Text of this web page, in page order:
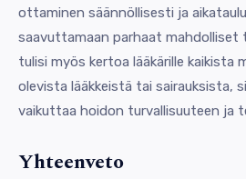
ottaminen säännöllisesti ja
saavuttamaan parhaat mahdolliset
tulisi myös kertoa lääkärille kaikista
olevista lääkkeistä tai sairauksista,
vaikuttaa hoidon turvallisuuteen ja
Yhteenveto